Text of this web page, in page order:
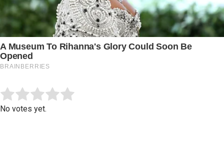
Rate this item:
No votes yet.